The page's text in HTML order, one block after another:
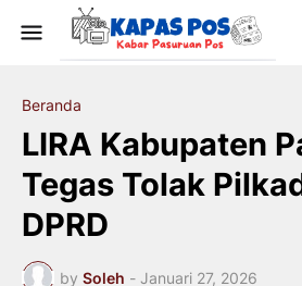
Beranda
LIRA Kabupaten
Tegas Tolak
DPRD
by Soleh - Januari 27, 2026